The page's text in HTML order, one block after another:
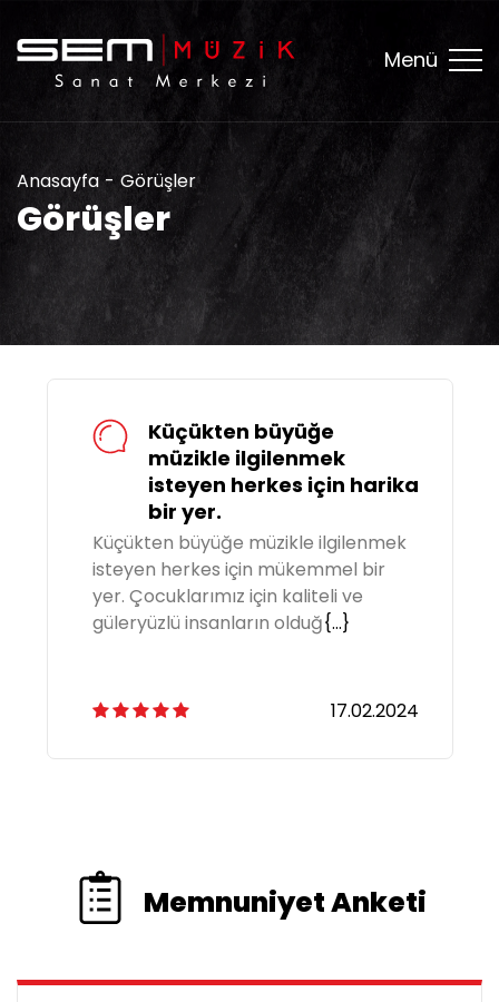
Menü
Anasayfa Görüşler
Görüşler
Küçükten büyüğe
müzikle ilgilenmek
isteyen herkes için harika
bir yer.
Küçükten büyüğe müzikle ilgilenmek
isteyen herkes için mükemmel bir
yer. Çocuklarımız için kaliteli ve
güleryüzlü insanların olduğ{...}
17.02.2024
Memnuniyet Anketi